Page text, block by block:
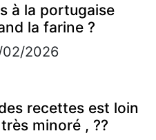
à la portugaise
la farine ?
02/2026
recettes est loin
minoré , ??